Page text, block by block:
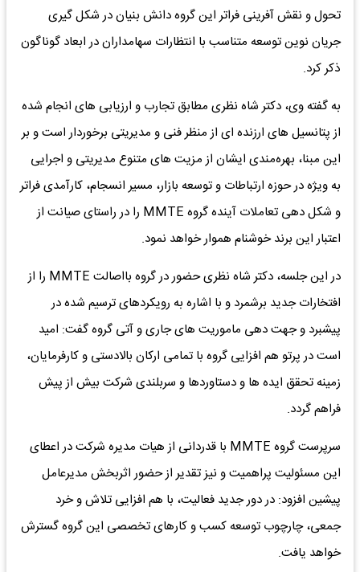
تحول و نقش آفرینی فراتر این گروه دانش بنیان در شکل گیری
جریان نوین توسعه متناسب با انتظارات سهامداران در ابعاد گوناگون
ذکر کرد.
به گفته وی، دکتر شاه نظری مطابق تجارب و ارزیابی های انجام شده
از پتانسیل های ارزنده ای از منظر فنی و مدیریتی برخوردار است و بر
این مبنا، بهره‌مندی ایشان از مزیت های متنوع مدیریتی و اجرایی
به ویژه در حوزه ارتباطات و توسعه بازار، مسیر انسجام، کارآمدی فراتر
و شکل دهی تعاملات آینده گروه MMTE را در راستای صیانت از
اعتبار این برند خوشنام هموار خواهد نمود.
در این جلسه، دکتر شاه نظری حضور در گروه بااصالت MMTE را از
افتخارات جدید برشمرد و با اشاره به رویکردهای ترسیم شده در
پیشبرد و جهت دهی ماموریت های جاری و آتی گروه گفت: امید
است در پرتو هم افزایی گروه با تمامی ارکان بالادستی و کارفرمایان،
زمینه تحقق ایده ها و دستاوردها و سربلندی شرکت بیش از پیش
فراهم گردد.
سرپرست گروه MMTE با قدردانی از هیات مدیره شرکت در اعطای
این مسئولیت پراهمیت و نیز تقدیر از حضور اثربخش مدیرعامل
پیشین افزود: در دور جدید فعالیت، با هم افزایی تلاش و خرد
جمعی، چارچوب توسعه کسب و کارهای تخصصی این گروه گسترش
خواهد یافت.